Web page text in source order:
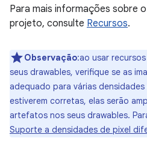
Para mais informações sobre
projeto, consulte Recursos.
Observação:ao usar
seus drawables, verifique se as
adequado para várias
estiverem corretas, elas serão
artefatos nos seus drawables.
Suporte a densidades de pixel